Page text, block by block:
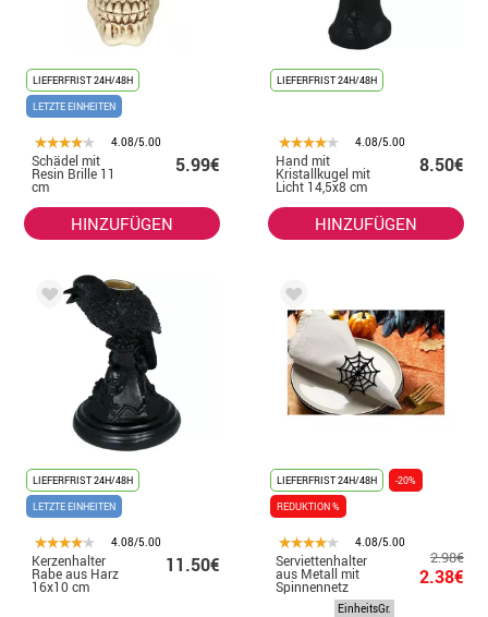
LIEFERFRIST 24H/48H
LETZTE EINHEITEN
4.08/5.00
Schädel mit
Resin Brille 11
cm
5.99€
HINZUFÜGEN
LIEFERFRIST 24H/48H
4.08/5.00
Hand mit
Kristallkugel mit
Licht 14,5x8 cm
8.50€
HINZUFÜGEN
LIEFERFRIST 24H/48H
LETZTE EINHEITEN
4.08/5.00
Kerzenhalter
Rabe aus Harz
16x10 cm
11.50€
LIEFERFRIST 24H/48H
-20%
REDUKTION %
4.08/5.00
Serviettenhalter
aus Metall mit
Spinnennetz
2.98€
2.38€
EinheitsGr.